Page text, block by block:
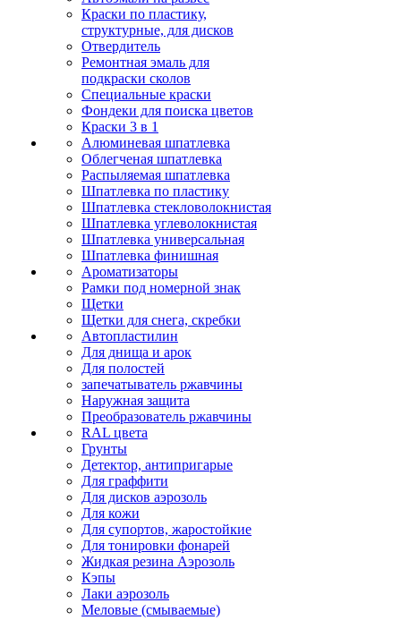
Краски по пластику,
структурные, для дисков
Отвердитель
Ремонтная эмаль для
подкраски сколов
Специальные краски
Фондеки для поиска цветов
Краски 3 в 1
Алюминевая шпатлевка
Облегченая шпатлевка
Распыляемая шпатлевка
Шпатлевка по пластику
Шпатлевка стекловолокнистая
Шпатлевка углеволокнистая
Шпатлевка универсальная
Шпатлевка финишная
Ароматизаторы
Рамки под номерной знак
Щетки
Щетки для снега, скребки
Автопластилин
Для днища и арок
Для полостей
запечатыватель ржавчины
Наружная защита
Преобразователь ржавчины
RAL цвета
Грунты
Детектор, антипригарые
Для граффити
Для дисков аэрозоль
Для кожи
Для супортов, жаростойкие
Для тонировки фонарей
Жидкая резина Аэрозоль
Кэпы
Лаки аэрозоль
Меловые (смываемые)